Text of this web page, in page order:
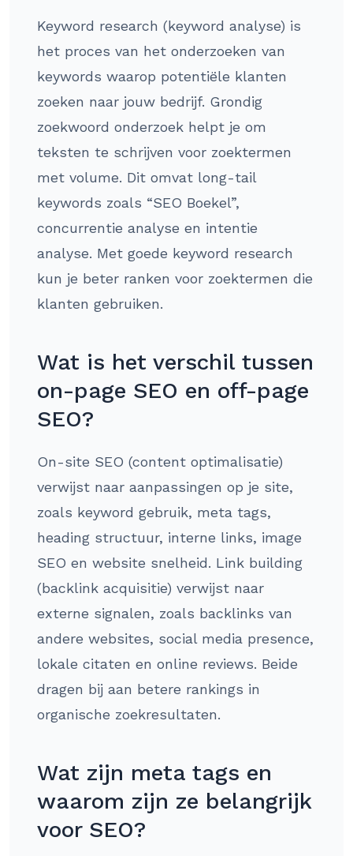
Keyword research (keyword analyse) is
het proces van het onderzoeken van
keywords waarop potentiële klanten
zoeken naar jouw bedrijf. Grondig
zoekwoord onderzoek helpt je om
teksten te schrijven voor zoektermen
met volume. Dit omvat long-tail
keywords zoals “SEO Boekel”,
concurrentie analyse en intentie
analyse. Met goede keyword research
kun je beter ranken voor zoektermen die
klanten gebruiken.
Wat is het verschil tussen
on-page SEO en off-page
SEO?
On-site SEO (content optimalisatie)
verwijst naar aanpassingen op je site,
zoals keyword gebruik, meta tags,
heading structuur, interne links, image
SEO en website snelheid. Link building
(backlink acquisitie) verwijst naar
externe signalen, zoals backlinks van
andere websites, social media presence,
lokale citaten en online reviews. Beide
dragen bij aan betere rankings in
organische zoekresultaten.
Wat zijn meta tags en
waarom zijn ze belangrijk
voor SEO?